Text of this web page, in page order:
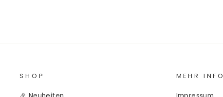
SHOP MEHR INFO